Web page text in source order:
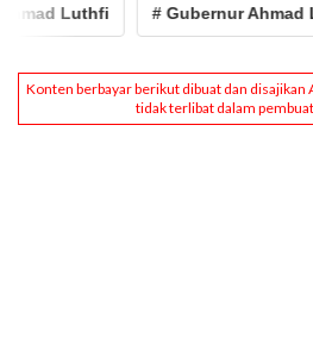
Luthfi # Gubernur Ahmad Luthfi